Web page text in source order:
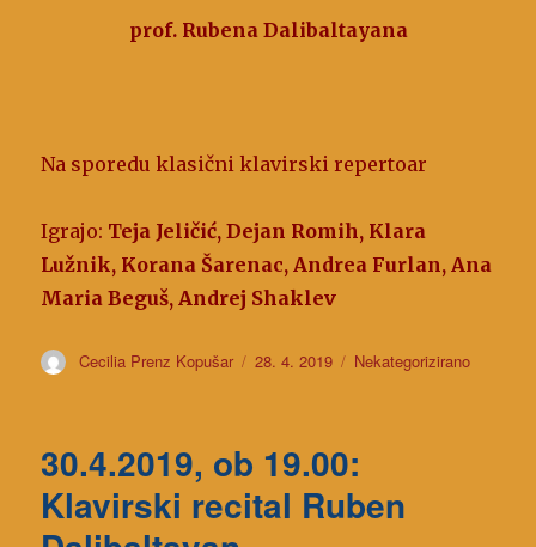
prof. Rubena Dalibaltayana
Na sporedu klasični klavirski repertoar
Igrajo: Teja Jeličić, Dejan Romih, Klara
Lužnik, Korana Šarenac, Andrea Furlan, Ana
Maria Beguš, Andrej Shaklev
Avtor
Cecilia Prenz Kopušar
Objavljeno
28. 4. 2019 Kategorije
Nekategorizirano
30.4.2019, ob 19.00:
Klavirski recital Ruben